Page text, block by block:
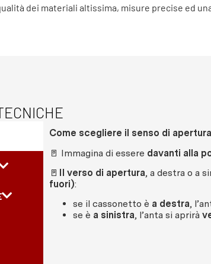
dei materiali altissima, misure precise ed
Come scegliere il senso di
🚪 Immagina di essere davanti alla
🚪 Il verso di apertura, a destra o a
fuori):
se il cassonetto è a destra,
se è a sinistra, l’anta si aprirà